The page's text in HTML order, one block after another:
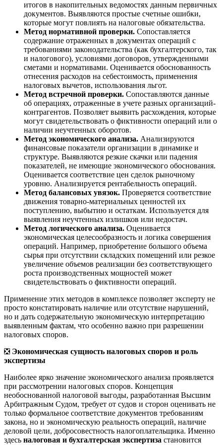
итогов в накопительных ведомостях данным первичных
документов. Выявляются простые счетные ошибки,
которые могут повлиять на налоговые обязательства.
Метод нормативной проверки. Сопоставляется
содержание отраженных в документах операций с
требованиями законодательства (как бухгалтерского, так
и налогового), условиями договоров, утвержденными
сметами и нормативами. Оценивается обоснованность
отнесения расходов на себестоимость, применения
налоговых вычетов, использования льгот.
Метод встречной проверки. Сопоставляются данные
об операциях, отраженные в учете разных организаций-
контрагентов. Позволяет выявить расхождения, которые
могут свидетельствовать о фиктивности операций или о
наличии неучтенных оборотов.
Метод экономического анализа. Анализируются
финансовые показатели организации в динамике и
структуре. Выявляются резкие скачки или падения
показателей, не имеющие экономического обоснования.
Оценивается соответствие цен сделок рыночному
уровню. Анализируется рентабельность операций.
Метод балансовых увязок. Проверяется соответствие
движения товарно-материальных ценностей их
поступлению, выбытию и остаткам. Используется для
выявления неучтенных излишков или недостач.
Метод логического анализа. Оценивается
экономическая целесообразность и логика совершения
операций. Например, приобретение большого объема
сырья при отсутствии складских помещений или резкое
увеличение объемов реализации без соответствующего
роста производственных мощностей может
свидетельствовать о фиктивности операций.
Применение этих методов в комплексе позволяет эксперту не
просто констатировать наличие или отсутствие нарушений,
но и дать содержательную экономическую интерпретацию
выявленным фактам, что особенно важно при разрешении
налоговых споров.
❎ Экономическая сущность налоговых споров и роль
экспертизы
Наиболее ярко значение экономического анализа проявляется
при рассмотрении налоговых споров. Концепция
необоснованной налоговой выгоды, разработанная Высшим
Арбитражным Судом, требует от судов и сторон оценивать не
только формальное соответствие документов требованиям
закона, но и экономическую реальность операций, наличие
деловой цели, добросовестность налогоплательщика. Именно
здесь налоговая и бухгалтерская экспертиза становится